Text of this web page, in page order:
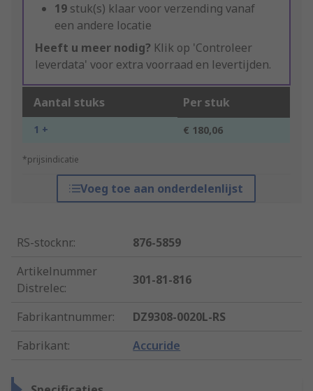
19 stuk(s) klaar voor verzending vanaf
een andere locatie
Heeft u meer nodig? Klik op 'Controleer
leverdata' voor extra voorraad en levertijden.
Aantal stuks Per stuk
1 + € 180,06
*prijsindicatie
Voeg toe aan onderdelenlijst
RS-stocknr.:
876-5859
Artikelnummer
Distrelec:
301-81-816
Fabrikantnummer:
DZ9308-0020L-RS
Fabrikant: Accuride